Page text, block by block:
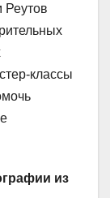
Реутов
классы
из